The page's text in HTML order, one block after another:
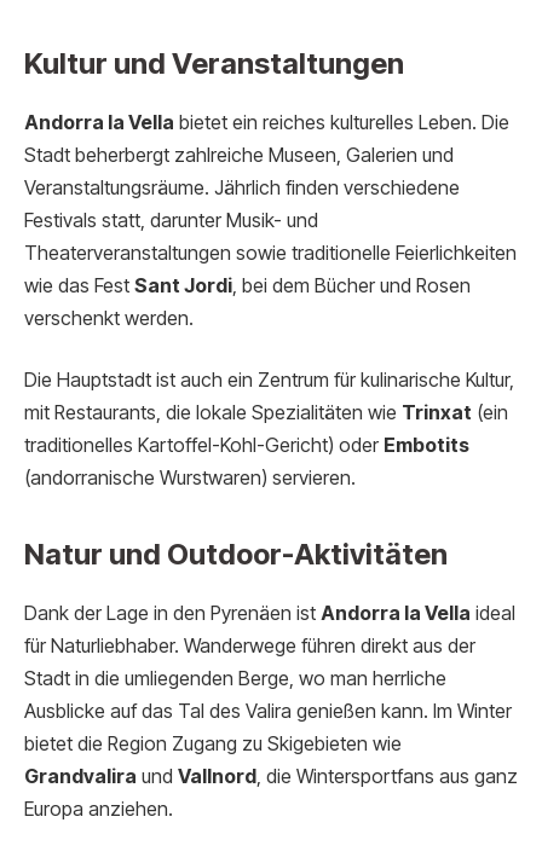
Kultur und Veranstaltungen
Andorra la Vella bietet ein reiches kulturelles Leben. Die
Stadt beherbergt zahlreiche Museen, Galerien und
Veranstaltungsräume. Jährlich finden verschiedene
Festivals statt, darunter Musik- und
Theaterveranstaltungen sowie traditionelle Feierlichkeiten
wie das Fest Sant Jordi , bei dem Bücher und Rosen
verschenkt werden.
Die Hauptstadt ist auch ein Zentrum für kulinarische Kultur,
mit Restaurants, die lokale Spezialitäten wie Trinxat (ein
traditionelles Kartoffel-Kohl-Gericht) oder Embotits
(andorranische Wurstwaren) servieren.
Natur und Outdoor-Aktivitäten
Dank der Lage in den Pyrenäen ist Andorra la Vella ideal
für Naturliebhaber. Wanderwege führen direkt aus der
Stadt in die umliegenden Berge, wo man herrliche
Ausblicke auf das Tal des Valira genießen kann. Im Winter
bietet die Region Zugang zu Skigebieten wie
Grandvalira und Vallnord , die Wintersportfans aus ganz
Europa anziehen.